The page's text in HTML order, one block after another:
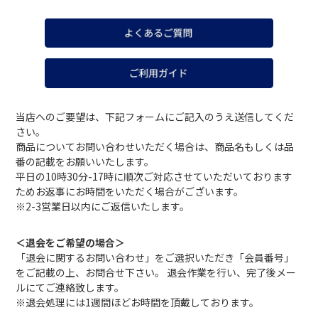
当店へのご要望は、下記フォームにご記入のうえ送信してくだ
さい。
商品についてお問い合わせいただく場合は、商品名もしくは品
番の記載をお願いいたします。
平日の10時30分-17時に順次ご対応させていただいております
ためお返事にお時間をいただく場合がございます。
※2-3営業日以内にご返信いたします。
＜退会をご希望の場合＞
「退会に関するお問い合わせ」をご選択いただき「会員番号」
をご記載の上、お問合せ下さい。 退会作業を行い、完了後メー
ルにてご連絡致します。
※退会処理には1週間ほどお時間を頂戴しております。